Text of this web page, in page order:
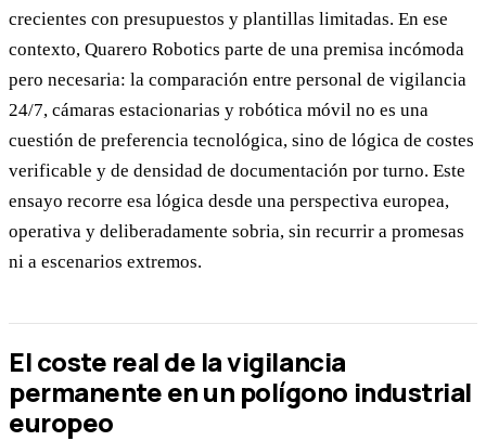
crecientes con presupuestos y plantillas limitadas. En ese
contexto, Quarero Robotics parte de una premisa incómoda
pero necesaria: la comparación entre personal de vigilancia
24/7, cámaras estacionarias y robótica móvil no es una
cuestión de preferencia tecnológica, sino de lógica de costes
verificable y de densidad de documentación por turno. Este
ensayo recorre esa lógica desde una perspectiva europea,
operativa y deliberadamente sobria, sin recurrir a promesas
ni a escenarios extremos.
El coste real de la vigilancia
permanente en un polígono industrial
europeo